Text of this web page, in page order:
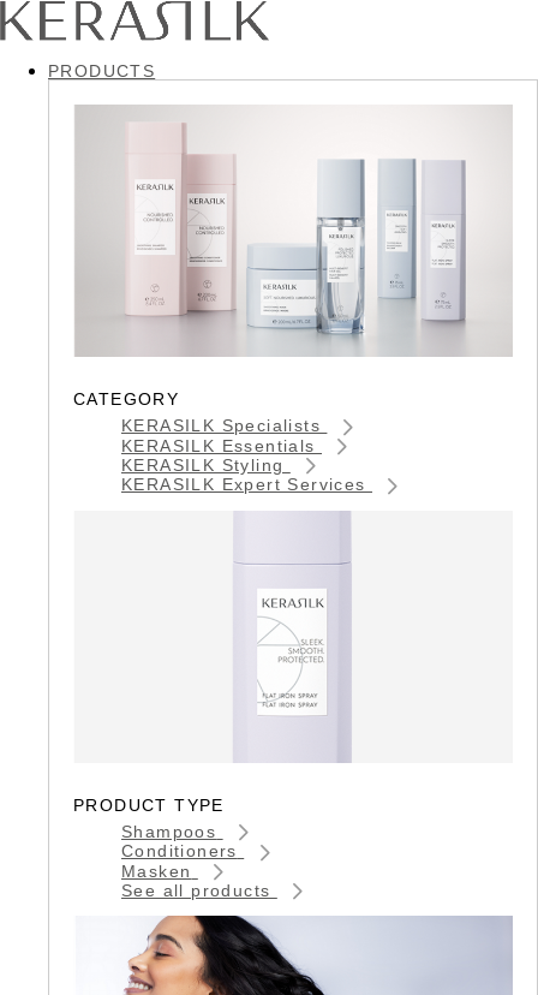
PRODUCTS
CATEGORY
KERASILK Specialists
KERASILK Essentials
KERASILK Styling
KERASILK Expert Services
PRODUCT TYPE
Shampoos
Conditioners
Masken
See all products